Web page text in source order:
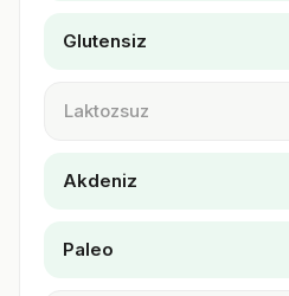
Glutensiz
Laktozsuz
Akdeniz
Paleo